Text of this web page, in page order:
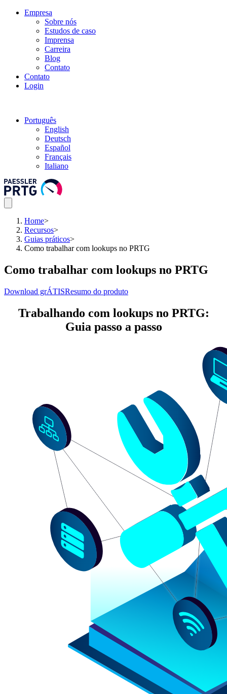
Empresa
Sobre nós
Estudos de caso
Imprensa
Carreira
Blog
Contato
Contato
Login
Português
English
Deutsch
Español
Français
Italiano
Home>
Recursos>
Guias práticos>
Como trabalhar com lookups no PRTG
Como trabalhar com lookups no PRTG
Download grÁTISResumo do produto
Trabalhando com lookups no PRTG:
Guia passo a passo